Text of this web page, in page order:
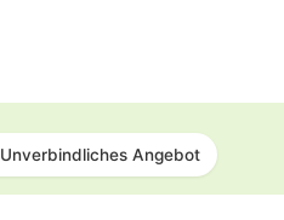
Unverbindliches Angebot